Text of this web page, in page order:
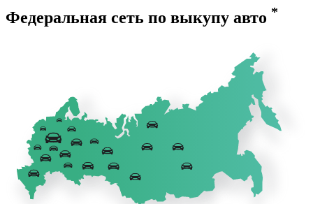
Федеральная сеть по выкупу авто *